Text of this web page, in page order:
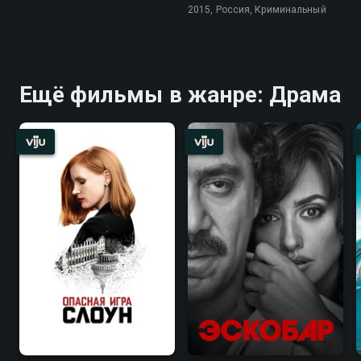
2015, Россия, Криминальный
Ещё фильмы в жанре: Драма